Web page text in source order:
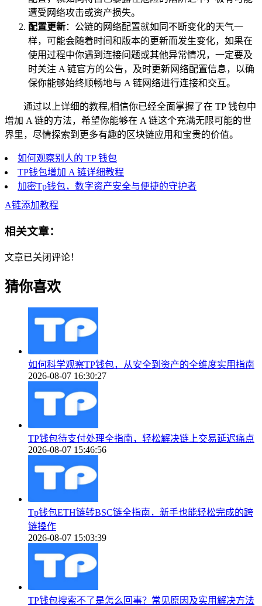
遭受网络攻击或资产损失。
配置更新：公链的网络配置就如同不断变化的天气一
样，可能会随着时间和版本的更新而发生变化，如果在
使用过程中你遇到连接问题或其他异常情况，一定要及
时关注 A 链官方的公告，及时更新网络配置信息，以确
保你能够始终顺畅地与 A 链网络进行连接和交互。
通过以上详细的教程,相信你已经全面掌握了在 TP 钱包中
增加 A 链的方法，希望你能够在 A 链这个充满无限可能的世
界里，尽情探索到更多有趣的区块链应用和宝贵的价值。
如何观察别人的 TP 钱包
TP钱包增加 A 链详细教程
加密Tp钱包，数字资产安全与便捷的守护者
A链添加教程
相关文章：
文章已关闭评论！
猜你喜欢
如何科学观察TP钱包，从安全到资产的全维度实用指南
2026-08-07 16:30:27
TP钱包待支付处理全指南，轻松解决链上交易延迟痛点
2026-08-07 15:46:56
Tp钱包ETH链转BSC链全指南，新手也能轻松完成的跨
链操作
2026-08-07 15:03:39
TP钱包搜索不了是怎么回事？常见原因及实用解决方法